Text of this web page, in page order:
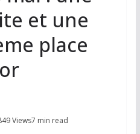
et une
place
Views7 min read